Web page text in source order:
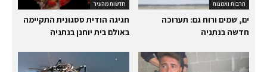
חדשות מהעיר
חגיגה הודית ססגונית התקיימה
באולם בית יוחנן בנתניה
תרבות ואמנות
ים, שמים ורוח גם: תערוכה
חדשה בנתניה